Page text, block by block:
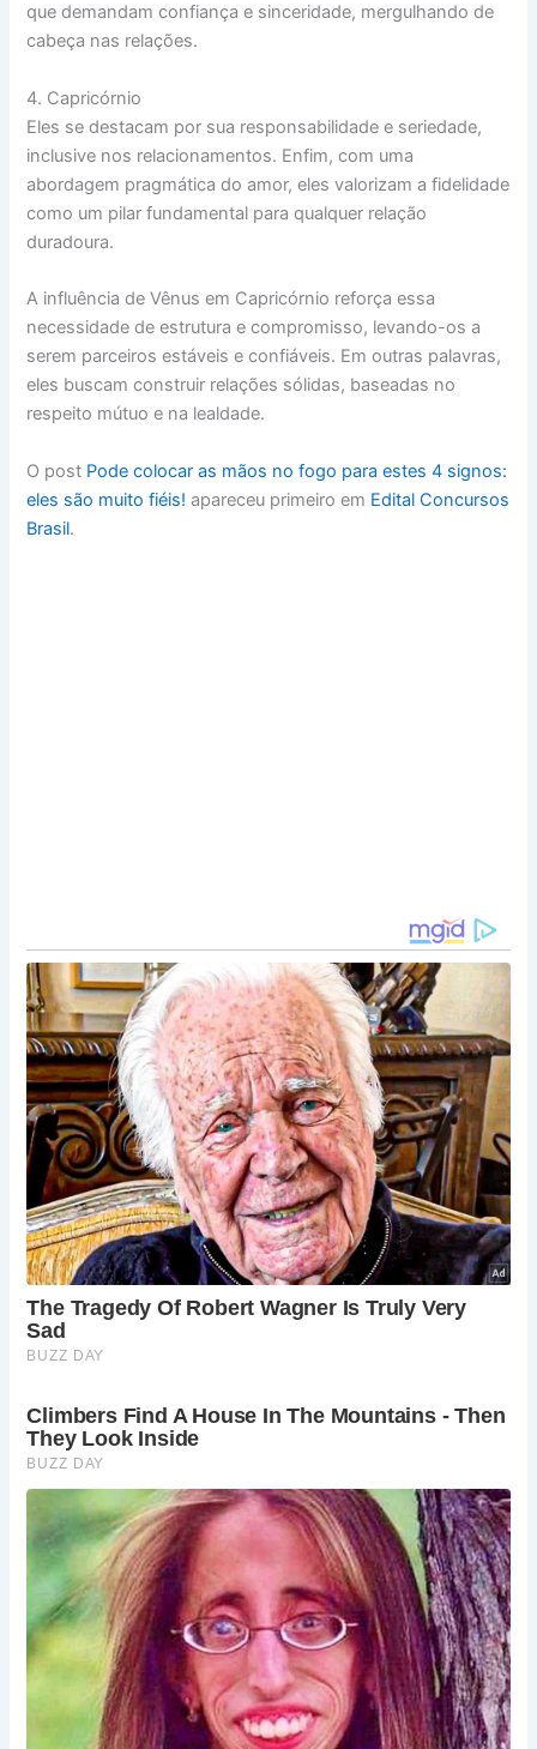
que demandam confiança e sinceridade, mergulhando de
cabeça nas relações.
4. Capricórnio
Eles se destacam por sua responsabilidade e seriedade,
inclusive nos relacionamentos. Enfim, com uma
abordagem pragmática do amor, eles valorizam a fidelidade
como um pilar fundamental para qualquer relação
duradoura.
A influência de Vênus em Capricórnio reforça essa
necessidade de estrutura e compromisso, levando-os a
serem parceiros estáveis e confiáveis. Em outras palavras,
eles buscam construir relações sólidas, baseadas no
respeito mútuo e na lealdade.
O post Pode colocar as mãos no fogo para estes 4 signos:
eles são muito fiéis! apareceu primeiro em Edital Concursos
Brasil.